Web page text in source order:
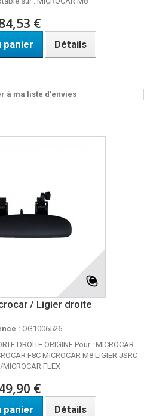
€
panier Détails
à ma liste d'envies
/ Ligier droite
: OG1006526
DROITE ORIGINE Pour : MICROCAR
F8C MICROCAR M8 LIGIER JSRC
MICROCAR FLEX
€
panier Détails